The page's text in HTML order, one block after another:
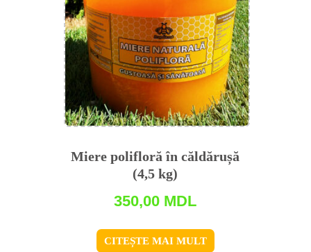
Miere polifloră în căldărușă
(4,5 kg)
350,00 MDL
CITEȘTE MAI MULT